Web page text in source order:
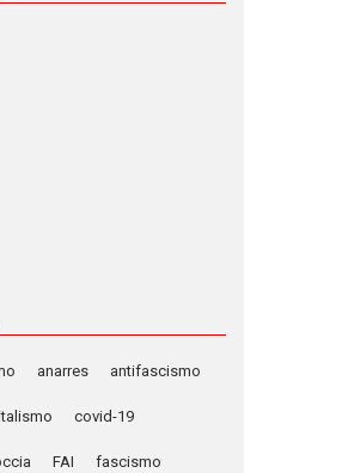
anarres antifascismo
covid-19
FAI fascismo